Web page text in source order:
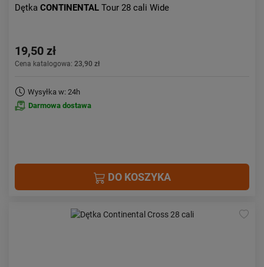
Dętka CONTINENTAL Tour 28 cali Wide
19,50 zł
Cena katalogowa: 23,90 zł
Wysyłka w: 24h
Darmowa dostawa
DO KOSZYKA